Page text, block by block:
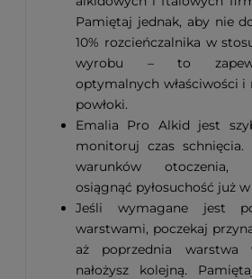
Pamiętaj jednak, aby nie
10% rozcieńczalnika w
wyrobu – to
optymalnych właściwości i
powłoki.
Emalia Pro Alkid jest
monitoruj czas
warunków otoczenia,
osiągnąć pyłosuchość już
Jeśli wymagane jest
warstwami, poczekaj
aż poprzednia warstwa
nałożysz kolejną.